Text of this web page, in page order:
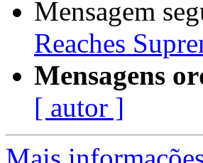
Mensagem
Reaches
Mensagens
[ autor ]